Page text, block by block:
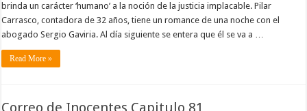
brinda un carácter ‘humano’ a la noción de la justicia implacable. Pilar
Carrasco, contadora de 32 años, tiene un romance de una noche con el
abogado Sergio Gaviria. Al día siguiente se entera que él se va a …
Read More »
Correo de Inocentes Capitulo 81